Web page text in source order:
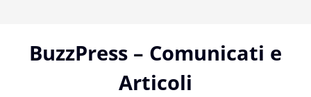
contentBuzzPress – Comunicati e
Articoli